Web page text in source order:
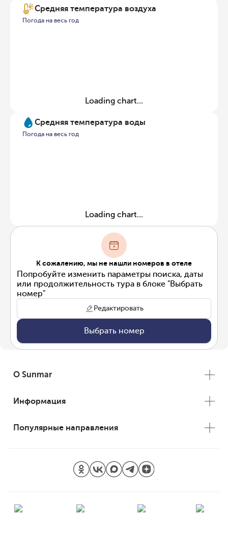
Средняя температура воздуха
Погода на весь год
Loading chart...
Средняя температура воды
Погода на весь год
Loading chart...
К сожалению, мы не нашли номеров в отеле
Попробуйте изменить параметры поиска, даты
или продолжительность тура в блоке "Выбрать
номер"
Редактировать
Выбрать номер
О Sunmar
Информация
Популярные направления